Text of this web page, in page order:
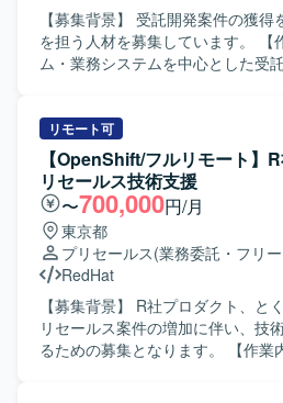
【募集背景】 受託開発案件の獲
を担う人材を募集しています。 【作業内容】 Webシステ
ム・業務システムを中心とした受
携した提案内容の具体化を行いま
動、見積調整、クロージング対応
存顧客深耕による案件創出を推進し
める人物像】 顧客の課題や要望を
と連携しながら提案を推進できる方を
ジションの魅力】 中堅～大手企業
対し、受託開発案件の創出から提
貫して携わることができます。 【開発環境】 Webシステ
ム・業務システムの受託開発を対
リモート可
【OpenShift/フルリモート】
リセールス技術支援
〜700,000円/月
東京都
プリセールス(業務委託・フリ
RedHat
【募集背景】 R社プロダクト、と
リセールス案件の増加に伴い、技
るための募集となります。 【作業内容】 お客様と協働し、